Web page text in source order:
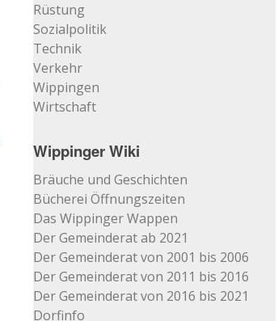
Rüstung
Sozialpolitik
Technik
Verkehr
Wippingen
Wirtschaft
Wippinger Wiki
Bräuche und Geschichten
Bücherei Öffnungszeiten
Das Wippinger Wappen
Der Gemeinderat ab 2021
Der Gemeinderat von 2001 bis 2006
Der Gemeinderat von 2011 bis 2016
Der Gemeinderat von 2016 bis 2021
Dorfinfo